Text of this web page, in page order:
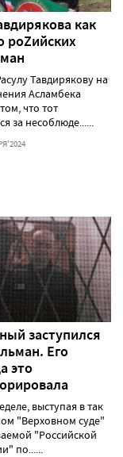
как
роZийских
Тавдирякову на
Асламбека
что тот
за несоблюде......
заступился
Его
это
выступая в так
"Верховном суде"
"Российской
по......